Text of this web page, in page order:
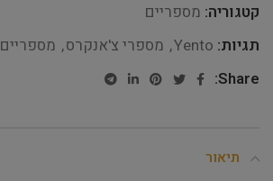
קטגוריה: מספריים
תגיות: Yento
, מספרי צ'אנקרס, מספריים
Share:
תיאור